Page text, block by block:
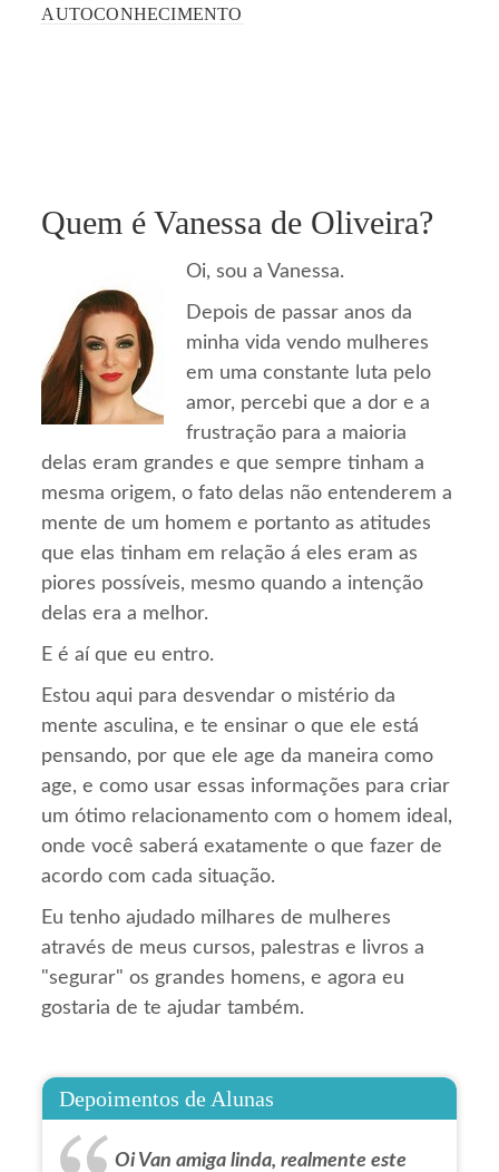
AUTOCONHECIMENTO
Quem é Vanessa de Oliveira?
Oi, sou a Vanessa.
Depois de passar anos da
minha vida vendo mulheres
em uma constante luta pelo
amor, percebi que a dor e a
frustração para a maioria
delas eram grandes e que sempre tinham a
mesma origem, o fato delas não entenderem a
mente de um homem e portanto as atitudes
que elas tinham em relação á eles eram as
piores possíveis, mesmo quando a intenção
delas era a melhor.
E é aí que eu entro.
Estou aqui para desvendar o mistério da
mente asculina, e te ensinar o que ele está
pensando, por que ele age da maneira como
age, e como usar essas informações para criar
um ótimo relacionamento com o homem ideal,
onde você saberá exatamente o que fazer de
acordo com cada situação.
Eu tenho ajudado milhares de mulheres
através de meus cursos, palestras e livros a
"segurar" os grandes homens, e agora eu
gostaria de te ajudar também.
Depoimentos de Alunas
Oi Van amiga linda, realmente este